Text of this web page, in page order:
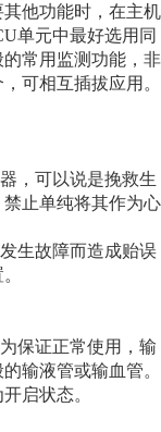
他功能时，在主机
单元中最好选用同
常用监测功能，非
可相互插拔应用。
，可以说是挽救生
止单纯将其作为心
生故障而造成贻误
保证正常使用，输
输液管或输血管。
启状态。